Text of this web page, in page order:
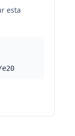
esta